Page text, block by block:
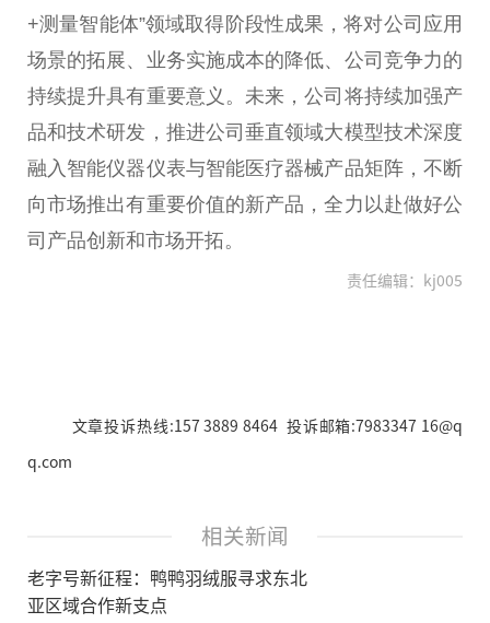
+测量智能体”领域取得阶段性成果，将对公司应用
场景的拓展、业务实施成本的降低、公司竞争力的
持续提升具有重要意义。未来，公司将持续加强产
品和技术研发，推进公司垂直领域大模型技术深度
融入智能仪器仪表与智能医疗器械产品矩阵，不断
向市场推出有重要价值的新产品，全力以赴做好公
司产品创新和市场开拓。
责任编辑：kj005
文章投诉热线:157 3889 8464 投诉邮箱:7983347 16@q
q.com
相关新闻
老字号新征程：鸭鸭羽绒服寻求东北
亚区域合作新支点